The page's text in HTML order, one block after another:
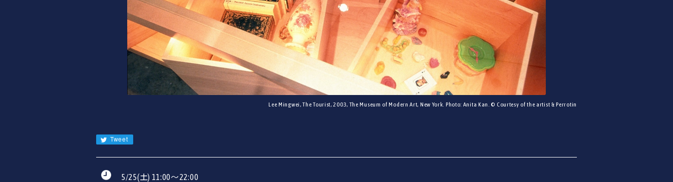
Lee Mingwei, The Tourist, 2003, The Museum of Modern Art, New York. Photo: Anita Kan. © Courtesy of the artist & Perrotin
Tweet
5/25(土) 11:00～22:00